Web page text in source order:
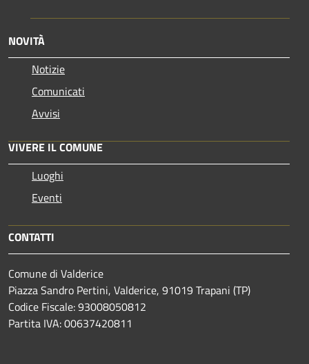
NOVITÀ
Notizie
Comunicati
Avvisi
VIVERE IL COMUNE
Luoghi
Eventi
CONTATTI
Comune di Valderice
Piazza Sandro Pertini, Valderice, 91019 Trapani (TP)
Codice Fiscale: 93008050812
Partita IVA: 00637420811